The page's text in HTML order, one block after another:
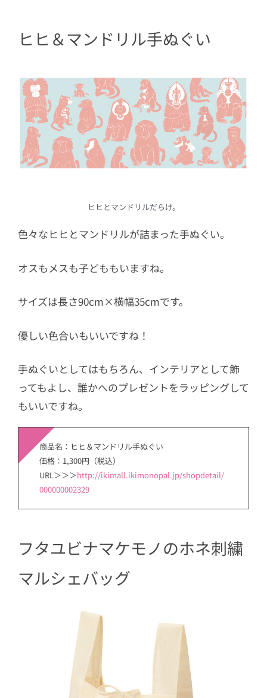
ヒヒ＆マンドリル手ぬぐい
ヒヒとマンドリルだらけ。
色々なヒヒとマンドリルが詰まった手ぬぐい。
オスもメスも子どももいますね。
サイズは長さ90cm×横幅35cmです。
優しい色合いもいいですね！
手ぬぐいとしてはもちろん、インテリアとして飾
ってもよし、誰かへのプレゼントをラッピングして
もいいですね。
商品名：ヒヒ＆マンドリル手ぬぐい
価格：1,300円（税込）
URL＞＞＞http://ikimall.ikimonopal.jp/shopdetail/
000000002329
フタユビナマケモノのホネ刺繍
マルシェバッグ